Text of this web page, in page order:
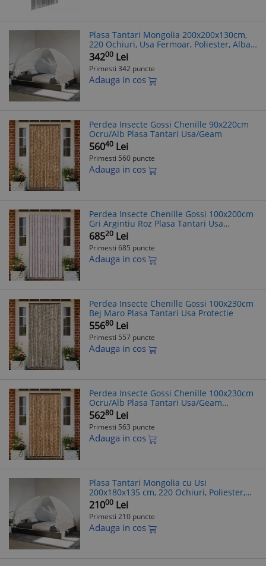
Plasa Tantari Mongolia 200x200x130cm,
220 Ochiuri, Usa Fermoar, Poliester, Alba,
Protectie Insecte
34200 Lei
Primesti 342 puncte
Adauga in cos
Perdea Insecte Gossi Chenille 90x220cm
Ocru/Alb Plasa Tantari Usa/Geam
56040 Lei
Primesti 560 puncte
Adauga in cos
Perdea Insecte Chenille Gossi 100x200cm
Gri Argintiu Roz Plasa Tantari Usa
Flexibila Silentioasa
68520 Lei
Primesti 685 puncte
Adauga in cos
Perdea Insecte Chenille Gossi 100x230cm
Bej Maro Plasa Tantari Usa Protectie
55680 Lei
Primesti 557 puncte
Adauga in cos
Perdea Insecte Gossi Chenille 100x230cm
Ocru/Alb Plasa Tantari Usa/Geam
Protectie
56280 Lei
Primesti 563 puncte
Adauga in cos
Plasa Tantari Mongolia cu Usi
200x180x135 cm, 220 Ochiuri, Poliester,
Alba, Iurta
21000 Lei
Primesti 210 puncte
Adauga in cos